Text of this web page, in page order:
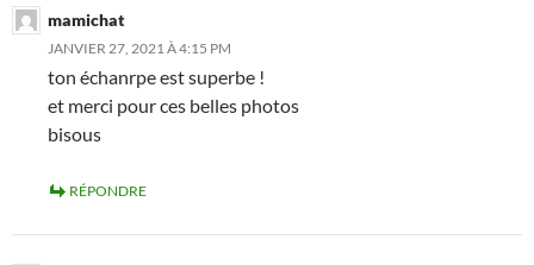
mamichat
JANVIER 27, 2021 À 4:15 PM
ton échanrpe est superbe !
et merci pour ces belles photos
bisous
RÉPONDRE